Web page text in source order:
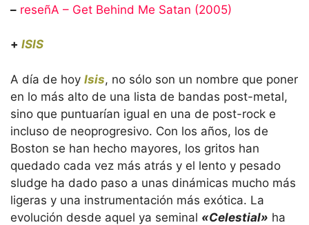
– reseñA – Get Behind Me Satan (2005)
+ ISIS
A día de hoy Isis, no sólo son un nombre que poner
en lo más alto de una lista de bandas post-metal,
sino que puntuarían igual en una de post-rock e
incluso de neoprogresivo. Con los años, los de
Boston se han hecho mayores, los gritos han
quedado cada vez más atrás y el lento y pesado
sludge ha dado paso a unas dinámicas mucho más
ligeras y una instrumentación más exótica. La
evolución desde aquel ya seminal «Celestial» ha